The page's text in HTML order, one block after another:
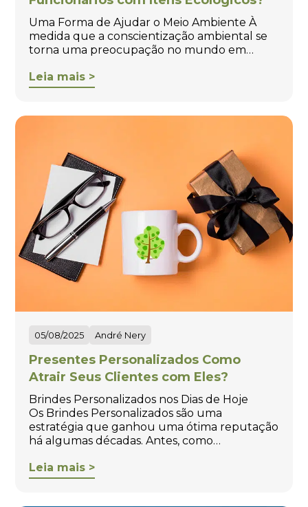
Uma Forma de Ajudar o Meio Ambiente À
medida que a conscientização ambiental se
torna uma preocupação no mundo em…
Leia mais >
05/08/2025 André Nery
Presentes Personalizados Como
Atrair Seus Clientes com Eles?
Brindes Personalizados nos Dias de Hoje
Os Brindes Personalizados são uma
estratégia que ganhou uma ótima reputação
há algumas décadas. Antes, como…
Leia mais >